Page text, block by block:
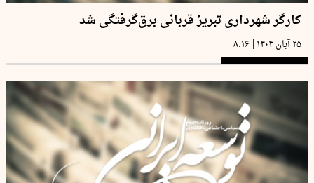
کارگر شهرداری تبریز قربانی برق‌گرفتگی شد
۲۵ آبان ۱۴۰۴ | ۸:۱۶